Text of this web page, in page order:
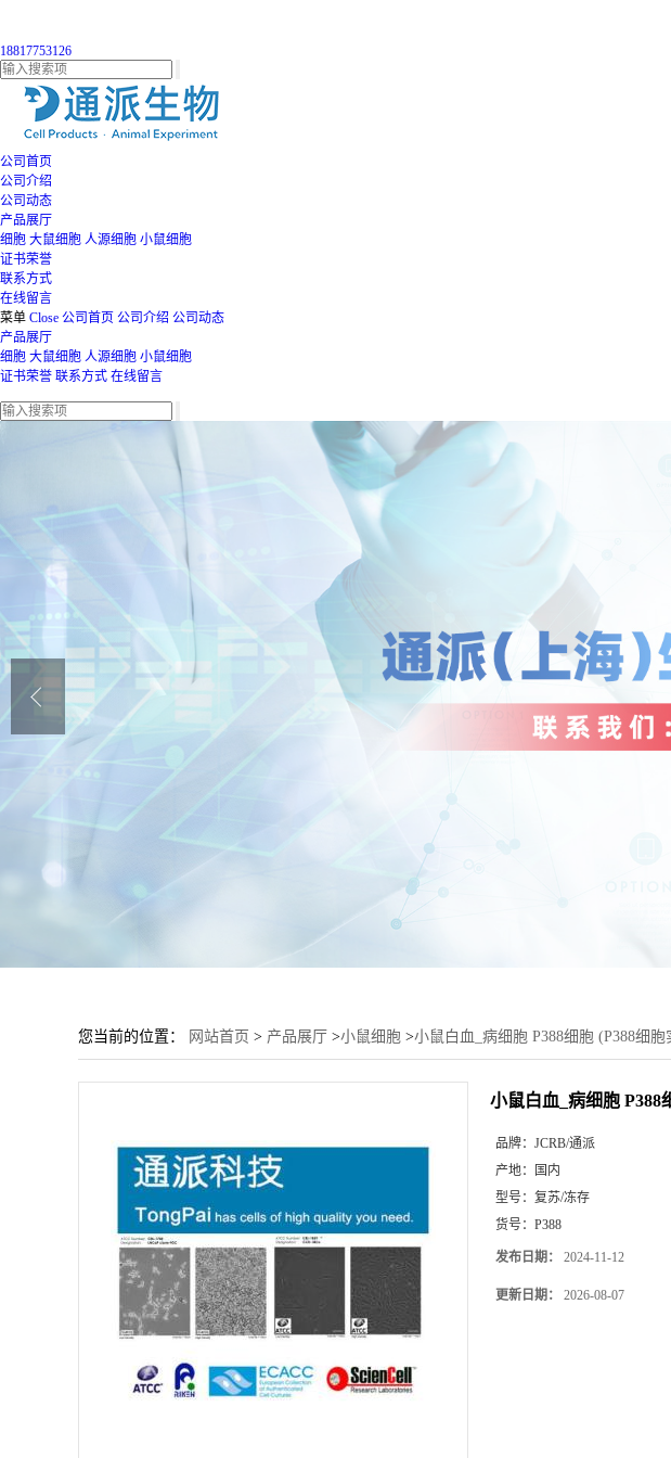
18817753126
公司首页
公司介绍
公司动态
产品展厅
细胞 大鼠细胞 人源细胞 小鼠细胞
证书荣誉
联系方式
在线留言
菜单 Close 公司首页 公司介绍 公司动态
产品展厅
细胞 大鼠细胞 人源细胞 小鼠细胞
证书荣誉 联系方式 在线留言
您当前的位置： 网站首页 > 产品展厅 >小鼠细胞 >小鼠白血_病细胞 P388细胞 (P388细胞
小鼠白血_病细胞 P388
品牌： JCRB/通派
产地：
国内
型号： 复苏/冻存
货号： P388
发布日期： 2024-11-12
更新日期： 2026-08-07